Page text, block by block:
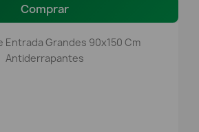
Comprar
Entrada Grandes 90x150 Cm
Antiderrapantes